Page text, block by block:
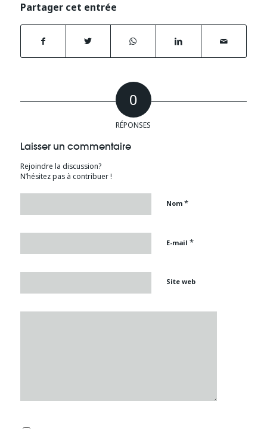
Partager cet entrée
0
RÉPONSES
Laisser un commentaire
Rejoindre la discussion?
N’hésitez pas à contribuer !
Nom *
E-mail *
Site web